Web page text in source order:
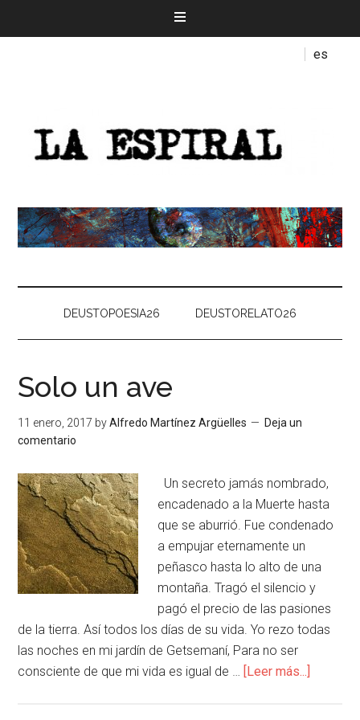
es
DEUSTOPOESIA26 DEUSTORELATO26
Solo un ave
11 enero, 2017 byAlfredo Martínez Argüelles
Deja un
comentario
Un secreto jamás nombrado,
encadenado a la Muerte hasta
que se aburrió. Fue condenado
a empujar eternamente un
peñasco hasta lo alto de una
montaña. Tragó el silencio y
pagó el precio de las pasiones
de la tierra. Así todos los días de su vida. Yo rezo todas
las noches en mi jardín de Getsemaní, Para no ser
consciente de que mi vida es igual de … [Leer más...]